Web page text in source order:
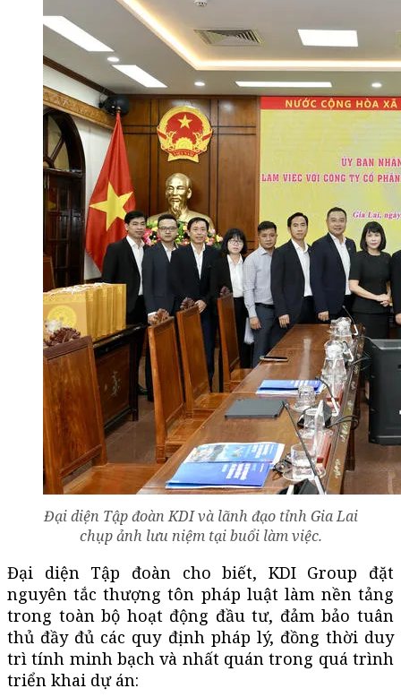
Đại diện Tập đoàn KDI và lãnh đạo tỉnh Gia Lai
chụp ảnh lưu niệm tại buổi làm việc.
Đại diện Tập đoàn cho biết, KDI Group đặt
nguyên tắc thượng tôn pháp luật làm nền tảng
trong toàn bộ hoạt động đầu tư, đảm bảo tuân
thủ đầy đủ các quy định pháp lý, đồng thời duy
trì tính minh bạch và nhất quán trong quá trình
triển khai dự án: